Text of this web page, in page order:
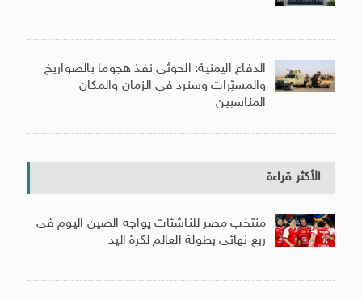
الدفاع اليمنية: الحوثى نفذ هجوما بالصواريخ
والمسيّرات وسنرد فى الزمان والمكان
المناسبين
الأكثر قراءة
منتخب مصر للناشئات يواجه الصين اليوم فى
ربع نهائى بطولة العالم لكرة اليد